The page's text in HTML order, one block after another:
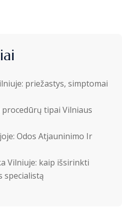
priežastys, simptomai
tipai Vilniaus
Odos Atjauninimo Ir
Vilniuje: kaip išsirinkti
specialistą